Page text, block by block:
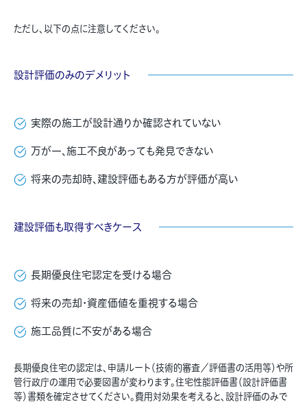
ただし、以下の点に注意してください。
設計評価のみのデメリット
実際の施工が設計通りか確認されていない
万が一、施工不良があっても発見できない
将来の売却時、建設評価もある方が評価が高い
建設評価も取得すべきケース
長期優良住宅認定を受ける場合
将来の売却・資産価値を重視する場合
施工品質に不安がある場合
長期優良住宅の認定は、申請ルート（技術的審査／評価書の活用等）や所
管行政庁の運用で必要図書が変わります。住宅性能評価書（設計評価書
等）書類を確定させてください。費用対効果を考えると、設計評価のみで